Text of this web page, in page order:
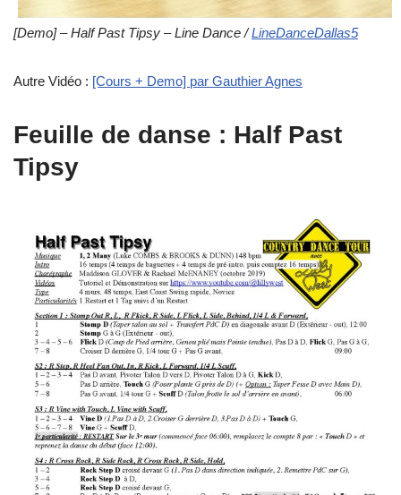
[Demo] – Half Past Tipsy – Line Dance /LineDanceDallas5
Autre Vidéo : [Cours + Demo] par Gauthier Agnes
Feuille de danse : Half Past
Tipsy